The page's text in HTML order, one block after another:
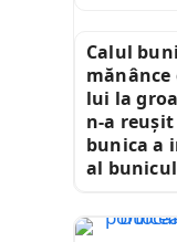
Calul
mănânce
lui la
n-a
bunica a
al